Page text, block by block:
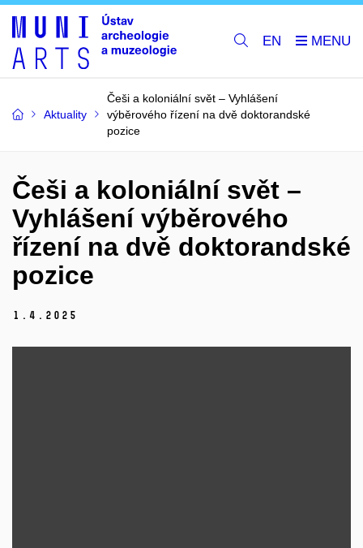
EN
Aktuality
Češi a koloniální svět – Vyhlášení
výběrového řízení na dvě doktorandské
pozice
Češi a koloniální svět –
Vyhlášení výběrového
řízení na dvě doktorandské
pozice
1. 4. 2025